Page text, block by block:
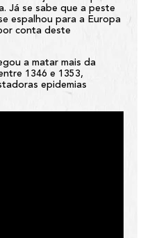
Já se sabe que a peste
espalhou para a Europa
conta deste
a matar mais da
1346 e 1353,
epidemias